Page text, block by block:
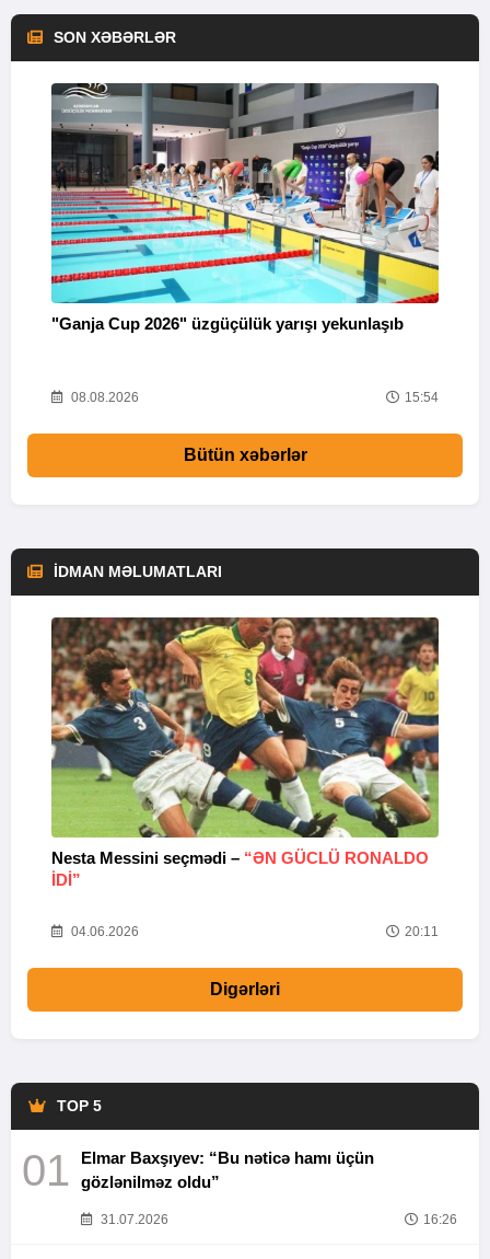
SON XƏBƏRLƏR
"Ganja Cup 2026" üzgüçülük yarışı yekunlaşıb
08.08.2026 15:54
Bütün xəbərlər
İDMAN MƏLUMATLARI
Nesta Messini seçmədi – “ƏN GÜCLÜ RONALDO
IDI”
04.06.2026 20:11
Digərləri
TOP 5
01
Elmar Baxşıyev: “Bu nəticə hamı üçün
gözlənilməz oldu”
31.07.2026 16:26